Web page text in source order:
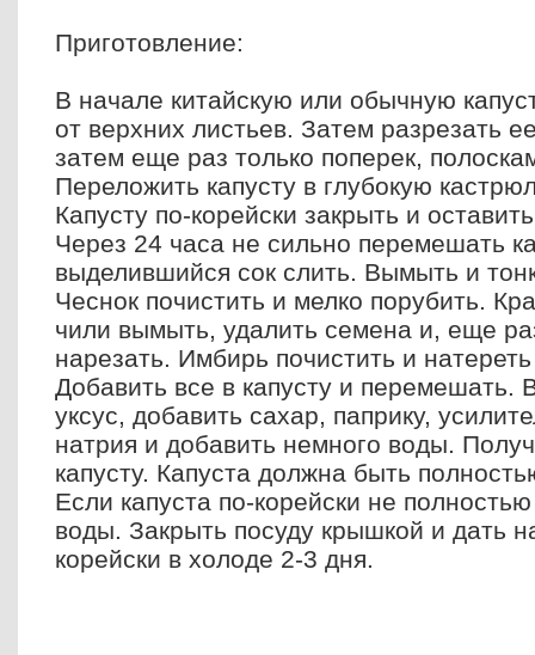
Приготовление:
В начале китайскую или обычную
от верхних листьев. Затем разрезать
затем еще раз только поперек,
Переложить капусту в глубокую
Капусту по-корейски закрыть и
Через 24 часа не сильно перемешать
выделившийся сок слить. Вымыть и
Чеснок почистить и мелко порубить.
чили вымыть, удалить семена и, еще
нарезать. Имбирь почистить и
Добавить все в капусту и перемешать.
уксус, добавить сахар, паприку,
натрия и добавить немного воды.
капусту. Капуста должна быть
Если капуста по-корейски не
воды. Закрыть посуду крышкой и дать
корейски в холоде 2-3 дня.